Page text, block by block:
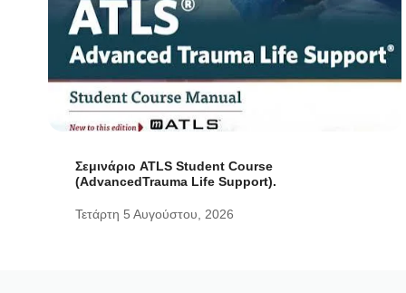
Σεμινάριο ATLS Student Course
(AdvancedTrauma Life Support).
Τετάρτη 5 Αυγούστου, 2026